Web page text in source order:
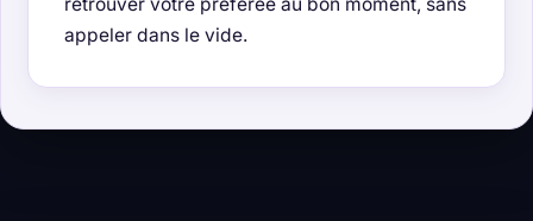
appeler dans le vide.